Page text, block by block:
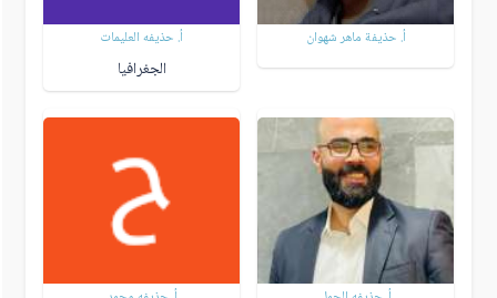
أ. حذيفة ماهر شهوان أ. حذيفه العليمات
الجغرافيا